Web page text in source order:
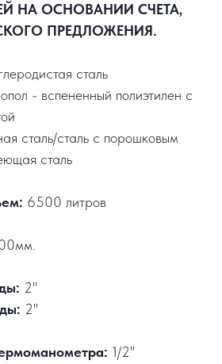
НА ОСНОВАНИИ СЧЕТА,
ПРЕДЛОЖЕНИЯ.
сталь
- вспененный полиэтилен с
сталь/сталь с порошковым
сталь
6500 литров
2"
2"
1/2"